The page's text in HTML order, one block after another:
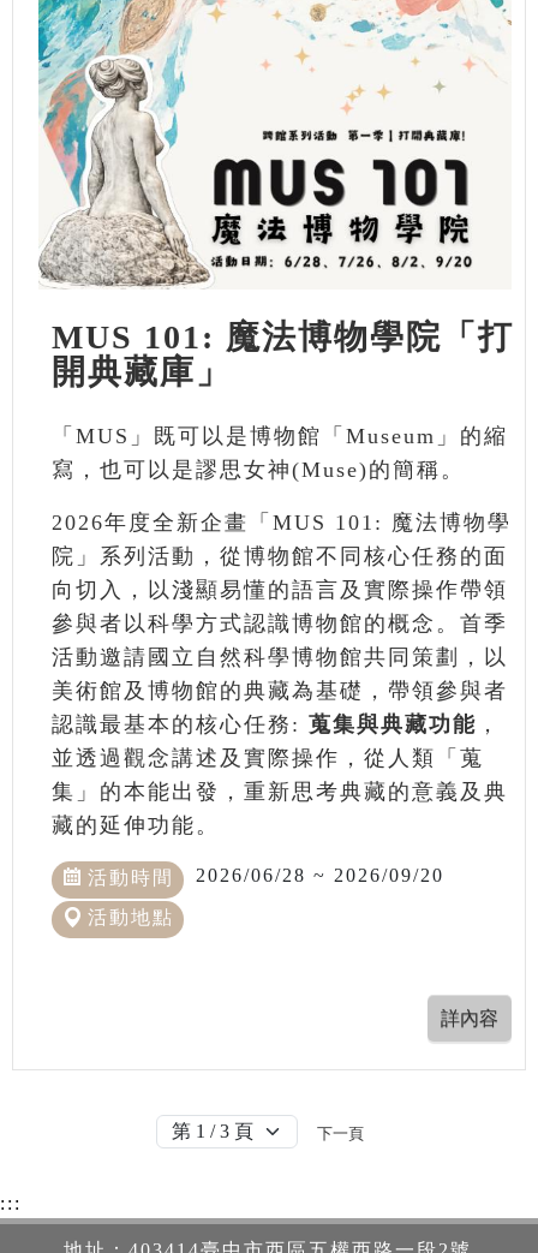
MUS 101: 魔法博物學院「打
開典藏庫」
「MUS」既可以是博物館「Museum」的縮
寫，也可以是謬思女神(Muse)的簡稱。
2026年度全新企畫「MUS 101: 魔法博物學
院」系列活動，從博物館不同核心任務的面
向切入，以淺顯易懂的語言及實際操作帶領
參與者以科學方式認識博物館的概念。首季
活動邀請國立自然科學博物館共同策劃，以
美術館及博物館的典藏為基礎，帶領參與者
認識最基本的核心任務: 蒐集與典藏功能 ，
並透過觀念講述及實際操作，從人類「蒐
集」的本能出發，重新思考典藏的意義及典
藏的延伸功能。
活動時間 2026/06/28 ~ 2026/09/20
活動地點
下一頁
:::